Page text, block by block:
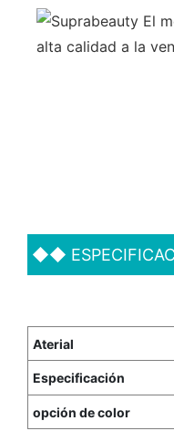
◆◆
Aterial
Especificación
opción de color